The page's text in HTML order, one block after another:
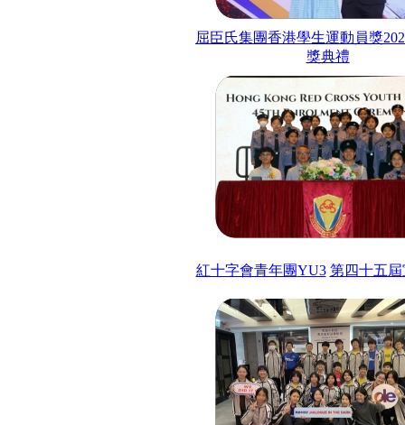
屈臣氏集團香港學生運動員獎
獎典禮
紅十字會青年團YU3 第四十五